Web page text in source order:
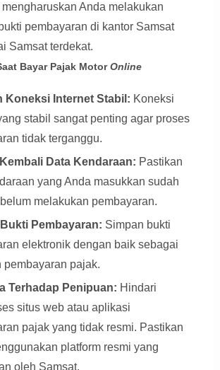
Anda melakukan
pembayaran di kantor Samsat
Samsat terdekat.
Bayar Pajak MotorOnline
Koneksi Internet Stabil: Koneksi
stabil sangat penting agar proses
tidak terganggu.
Data Kendaraan: Pastikan
yang Anda masukkan sudah
melakukan pembayaran.
Pembayaran: Simpan bukti
elektronik dengan baik sebagai
pembayaran pajak.
Terhadap Penipuan: Hindari
situs web atau aplikasi
pajak yang tidak resmi. Pastikan
platform resmi yang
oleh Samsat.